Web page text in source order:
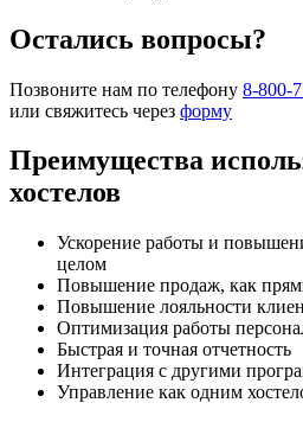
Остались вопросы?
Позвоните нам по телефону 8-800-
или свяжитесь через форму
Преимущества
хостелов
Ускорение работы и
целом
Повышение продаж, как
Повышение лояльности
Оптимизация работы
Быстрая и точная отчетность
Интеграция с другими
Управление как одним